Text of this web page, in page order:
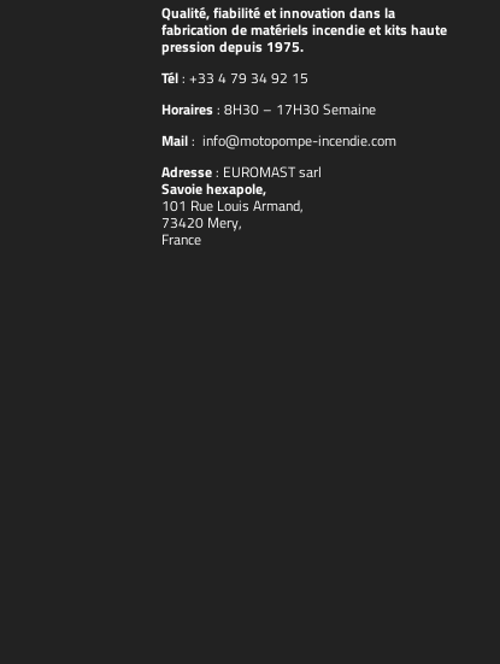
Qualité, fiabilité et innovation dans la
fabrication de matériels incendie et kits haute
pression depuis 1975.
Tél:+33 4 79 34 92 15
Horaires: 8H30 – 17H30 Semaine
Mail:info@motopompe-incendie.com
Adresse: EUROMASTsarl
Savoie hexapole,
101 Rue Louis Armand,
73420 Mery,
France